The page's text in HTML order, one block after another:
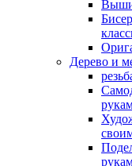
Дерево и